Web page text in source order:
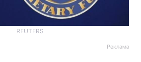
REUTERS
Реклама